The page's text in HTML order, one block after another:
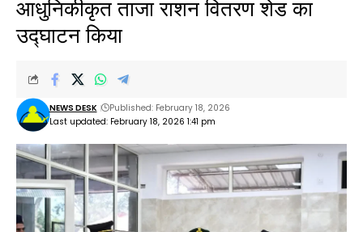
आधुनिकीकृत ताजा राशन वितरण शेड का
उद्घाटन किया
Last updated: February 18, 2026 1:41 pm
NEWS DESK Published: February 18, 2026